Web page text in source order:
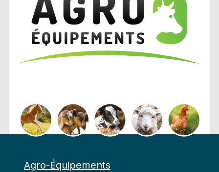
Agro-Équipements